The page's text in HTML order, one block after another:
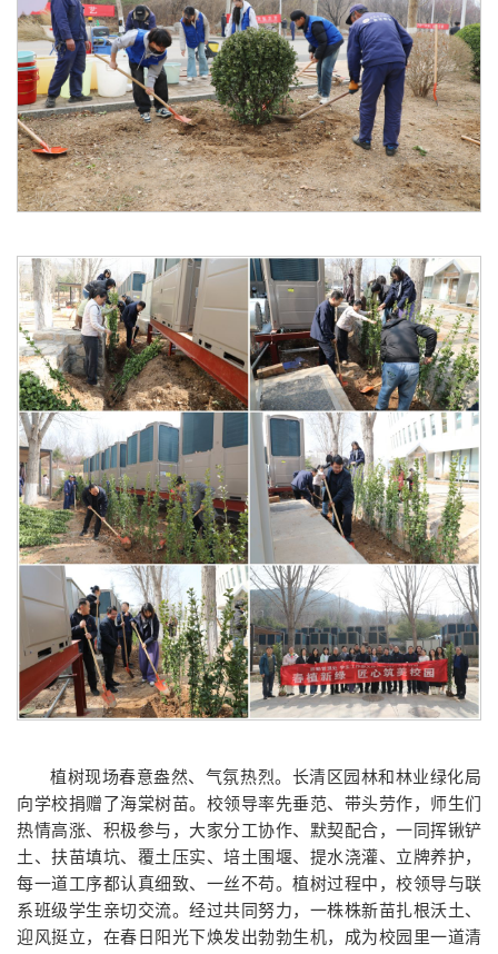
植树现场春意盎然、气氛热烈。长清区园林和林业绿化局
向学校捐赠了海棠树苗。校领导率先垂范、带头劳作，师生们
热情高涨、积极参与，大家分工协作、默契配合，一同挥锹铲
土、扶苗填坑、覆土压实、培土围堰、提水浇灌、立牌养护，
每一道工序都认真细致、一丝不苟。植树过程中，校领导与联
系班级学生亲切交流。经过共同努力，一株株新苗扎根沃土、
迎风挺立，在春日阳光下焕发出勃勃生机，成为校园里一道清